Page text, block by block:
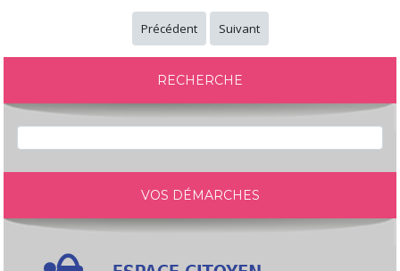
Précédent Suivant
RECHERCHE
VOS DÉMARCHES